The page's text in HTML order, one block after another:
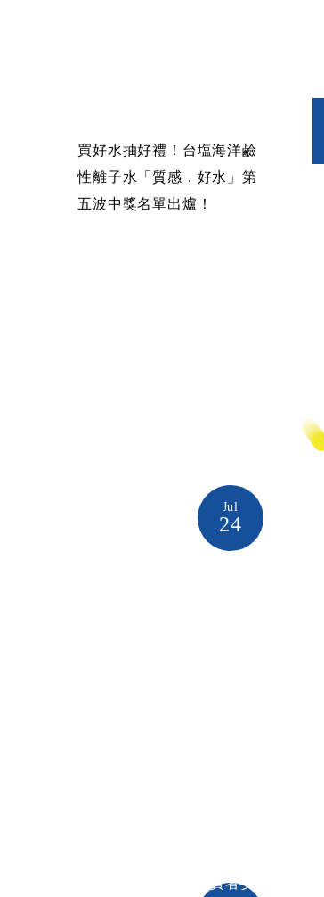
買好水抽好禮！台塩海洋鹼
性離子水「質感．好水」第
五波中獎名單出爐！
Jul
24
相關規定，請消費者安心選購及食